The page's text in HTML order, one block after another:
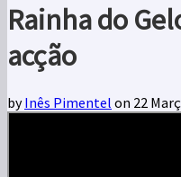
Rainha do
acção
byInês Pimentel on 22